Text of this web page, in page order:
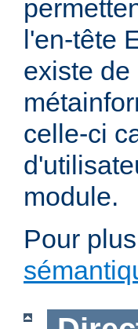
l'en-tête
existe
celle-ci
module.
Pour